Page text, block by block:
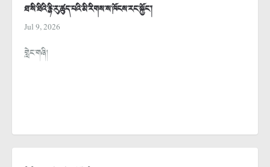
ཐ་སི་ཐིའི་རྙི་རུ་ཚུད་པའི་མི་རིགས་ས་ཁོངས་རང་སྐྱོང་།
Jul 9, 2026
གླེང་གཞི།